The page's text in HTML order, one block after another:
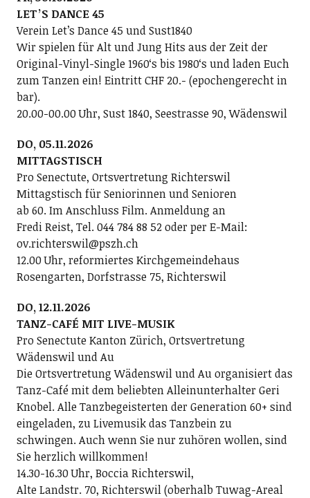
LETʼS DANCE 45
Verein Letʼs Dance 45 und Sust1840
Wir spielen für Alt und Jung Hits aus der Zeit der
Original-Vinyl-Single 1960ʻs bis 1980ʻs und laden Euch
zum Tanzen ein! Eintritt CHF 20.- (epochengerecht in
bar).
20.00-00.00 Uhr, Sust 1840, Seestrasse 90, Wädenswil
DO, 05.11.2026
MITTAGSTISCH
Pro Senectute, Ortsvertretung Richterswil
Mittagstisch für Seniorinnen und Senioren
ab 60. Im Anschluss Film. Anmeldung an
Fredi Reist, Tel. 044 784 88 52 oder per E-Mail:
ov.richterswil@pszh.ch
12.00 Uhr, reformiertes Kirchgemeindehaus
Rosengarten, Dorfstrasse 75, Richterswil
DO, 12.11.2026
TANZ-CAFÉ MIT LIVE-MUSIK
Pro Senectute Kanton Zürich, Ortsvertretung
Wädenswil und Au
Die Ortsvertretung Wädenswil und Au organisiert das
Tanz-Café mit dem beliebten Alleinunterhalter Geri
Knobel. Alle Tanzbegeisterten der Generation 60+ sind
eingeladen, zu Livemusik das Tanzbein zu
schwingen. Auch wenn Sie nur zuhören wollen, sind
Sie herzlich willkommen!
14.30-16.30 Uhr, Boccia Richterswil,
Alte Landstr. 70, Richterswil (oberhalb Tuwag-Areal